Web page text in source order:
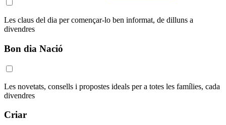
Les claus del dia per començar-lo ben informat, de dilluns a
divendres
Bon dia Nació
Les novetats, consells i propostes ideals per a totes les famílies, cada
divendres
Criar